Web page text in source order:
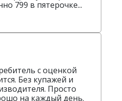
799 в пятерочке...
с оценкой
Без купажей и
Просто
на каждый день.